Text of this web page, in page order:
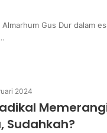
Gus Dur dalam
2024
Sudahkah?